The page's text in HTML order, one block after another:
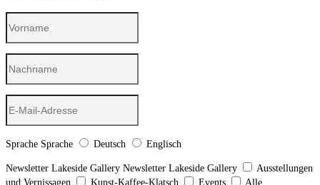
Sprache Sprache Deutsch Englisch
Newsletter Lakeside Gallery Newsletter Lakeside Gallery
Ausstellungen
und Vernissagen
Kunst-Kaffee-Klatsch Events
Alle